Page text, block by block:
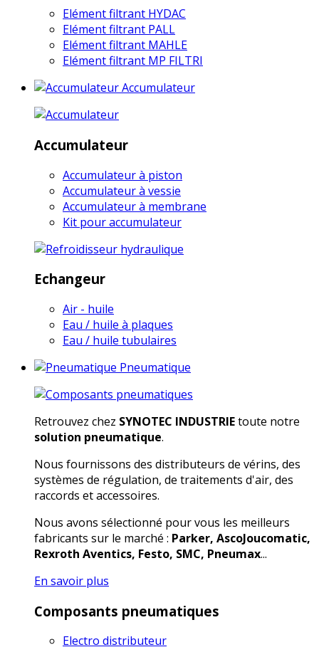
Elément filtrant HYDAC
Elément filtrant PALL
Elément filtrant MAHLE
Elément filtrant MP FILTRI
Accumulateur
Accumulateur
Accumulateur à piston
Accumulateur à vessie
Accumulateur à membrane
Kit pour accumulateur
Echangeur
Air - huile
Eau / huile à plaques
Eau / huile tubulaires
Pneumatique
Retrouvez chez SYNOTEC INDUSTRIEtoute notre
solution pneumatique.
Nous fournissons des distributeurs de vérins, des
systèmes de régulation, de traitements d'air, des
raccords et accessoires.
Nous avons sélectionné pour vous les meilleurs
fabricants sur le marché : Parker, AscoJoucomatic,
Rexroth Aventics, Festo, SMC, Pneumax...
En savoir plus
Composants pneumatiques
Electro distributeur